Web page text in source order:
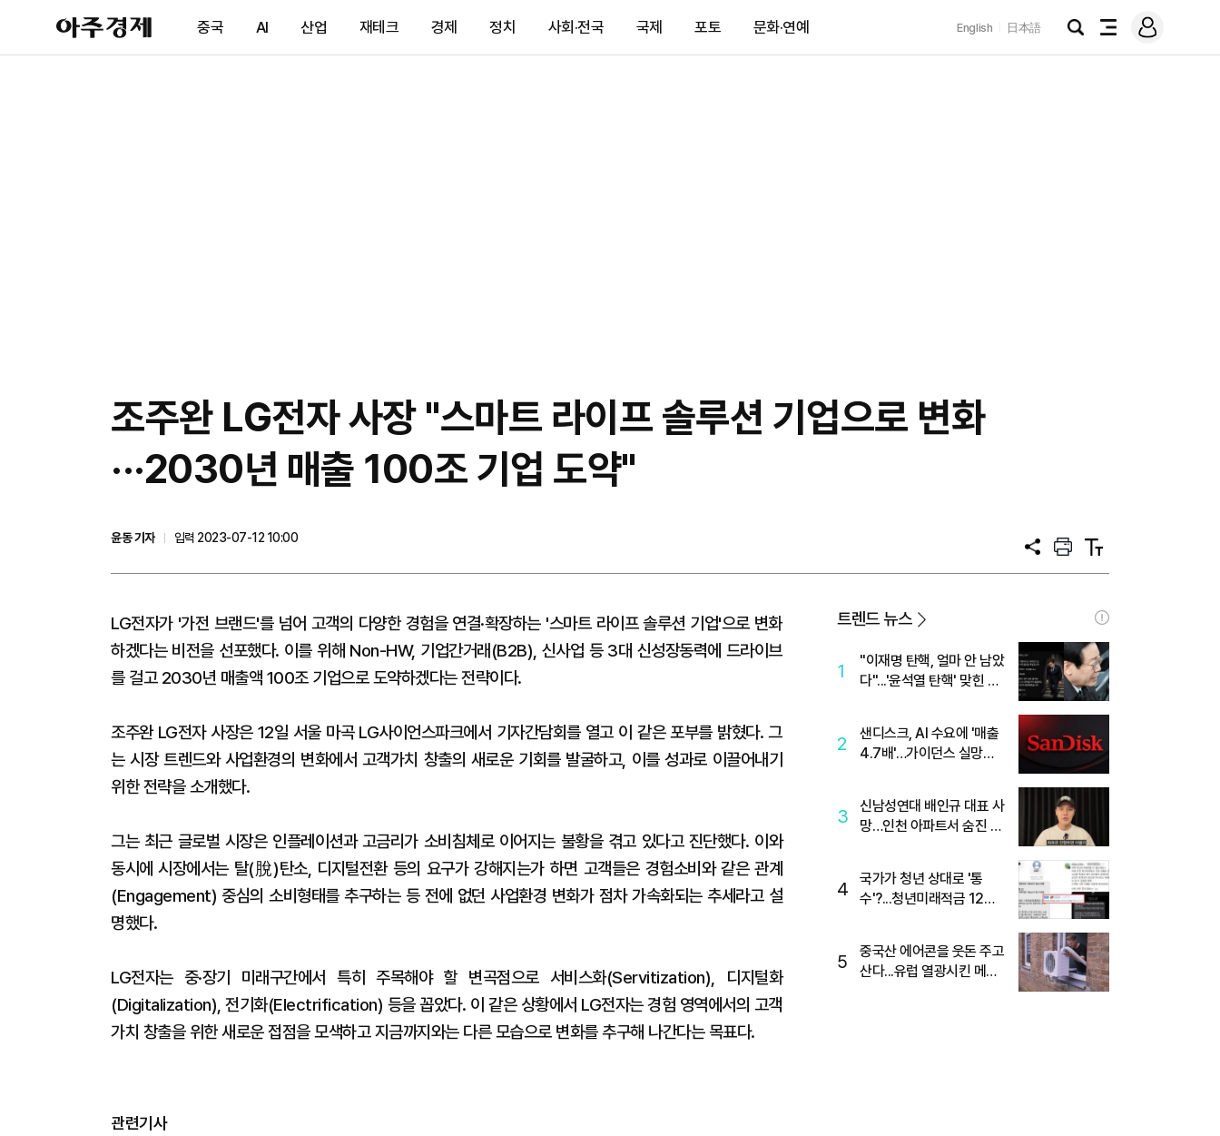
아
주
제
중국 AI 산업 재테크 경제 정치 사회·전국 국제 포토 문화·연예 English 日本語
검
전
메
그
조주완 LG전자 사장 "스마트 라이프 솔루션 기업으로 변화
···2030년 매출 100조 기업 도약"
윤동 기자
입력 2023-07-12 10:00
공
프
트
텍
트
LG전자가 '가전 브랜드'를 넘어 고객의 다양한 경험을 연결·확장하는 '스마트 라이프 솔루션 기업'으로 변화
하겠다는 비전을 선포했다. 이를 위해 Non-HW, 기업간거래(B2B), 신사업 등 3대 신성장동력에 드라이브
를 걸고 2030년 매출액 100조 기업으로 도약하겠다는 전략이다.
조주완 LG전자 사장은 12일 서울 마곡 LG사이언스파크에서 기자간담회를 열고 이 같은 포부를 밝혔다. 그
는 시장 트렌드와 사업환경의 변화에서 고객가치 창출의 새로운 기회를 발굴하고, 이를 성과로 이끌어내기
위한 전략을 소개했다.
그는 최근 글로벌 시장은 인플레이션과 고금리가 소비침체로 이어지는 불황을 겪고 있다고 진단했다. 이와
동시에 시장에서는 탈(脫)탄소, 디지털전환 등의 요구가 강해지는가 하면 고객들은 경험소비와 같은 관계
(Engagement) 중심의 소비형태를 추구하는 등 전에 없던 사업환경 변화가 점차 가속화되는 추세라고 설
명했다.
LG전자는 중·장기 미래구간에서 특히 주목해야 할 변곡점으로 서비스화(Servitization), 디지털화
(Digitalization), 전기화(Electrification) 등을 꼽았다. 이 같은 상황에서 LG전자는 경험 영역에서의 고객
가치 창출을 위한 새로운 접점을 모색하고 지금까지와는 다른 모습으로 변화를 추구해 나간다는 목표다.
관련기사
트렌드 뉴스
1
"이재명 탄핵, 얼마 안 남았
다"...'윤석열 탄핵' 맞힌 무
2
샌디스크, AI 수요에 '매출
4.7배'…가이던스 실망에
3
신남성연대 배인규 대표 사
망…인천 아파트서 숨진 채
4
국가가 청년 상대로 '통
수'?...청년미래적금 12%
5
중국산 에어콘을 웃돈 주고
산다...유럽 열광시킨 메이